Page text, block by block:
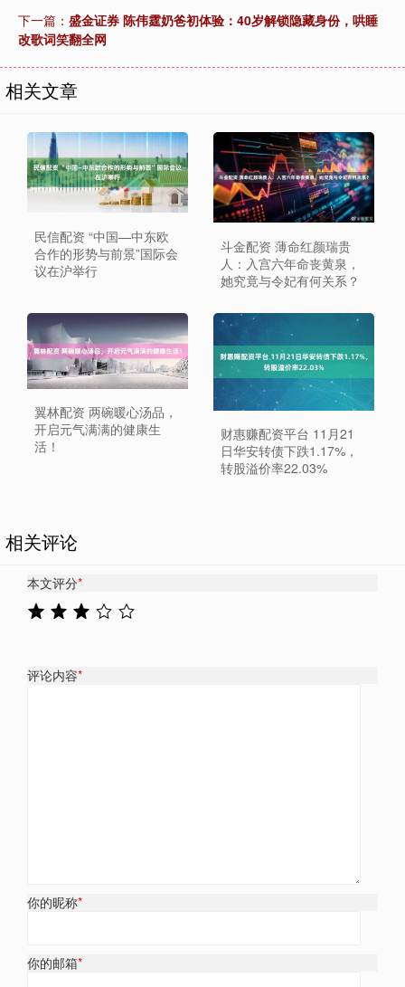
下一篇： 盛金证券 陈伟霆奶爸初体验：40岁解锁隐藏身份，哄睡
改歌词笑翻全网
相关文章
民信配资 “中国—中东欧
合作的形势与前景”国际会
议在沪举行
斗金配资 薄命红颜瑞贵
人：入宫六年命丧黄泉，
她究竟与令妃有何关系？
翼林配资 两碗暖心汤品，
开启元气满满的健康生
活！
财惠赚配资平台 11月21
日华安转债下跌1.17%，
转股溢价率22.03%
相关评论
本文评分*
评论内容*
你的昵称*
你的邮箱*